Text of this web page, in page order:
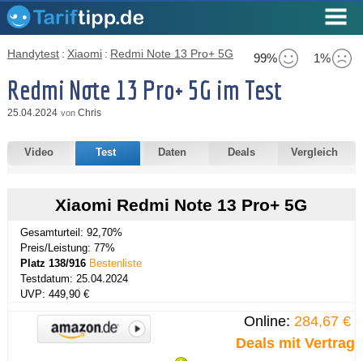
99% 1%
Handytest : Xiaomi : Redmi Note 13 Pro+ 5G
Redmi Note 13 Pro+ 5G im Test
25.04.2024 von Chris
Video Test Daten Deals Vergleich
Xiaomi Redmi Note 13 Pro+ 5G
Gesamturteil: 92,70%
Preis/Leistung: 77%
Platz 138/916Bestenliste
Testdatum: 25.04.2024
UVP: 449,90 €
Online:284,67 €
Deals mit Vertrag